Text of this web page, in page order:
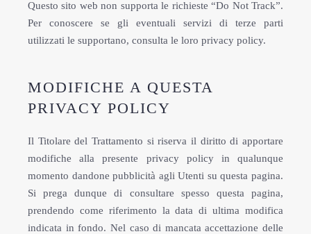
Questo sito web non supporta le richieste “Do Not Track”.
Per conoscere se gli eventuali servizi di terze parti
utilizzati le supportano, consulta le loro privacy policy.
MODIFICHE A QUESTA
PRIVACY POLICY
Il Titolare del Trattamento si riserva il diritto di apportare
modifiche alla presente privacy policy in qualunque
momento dandone pubblicità agli Utenti su questa pagina.
Si prega dunque di consultare spesso questa pagina,
prendendo come riferimento la data di ultima modifica
indicata in fondo. Nel caso di mancata accettazione delle